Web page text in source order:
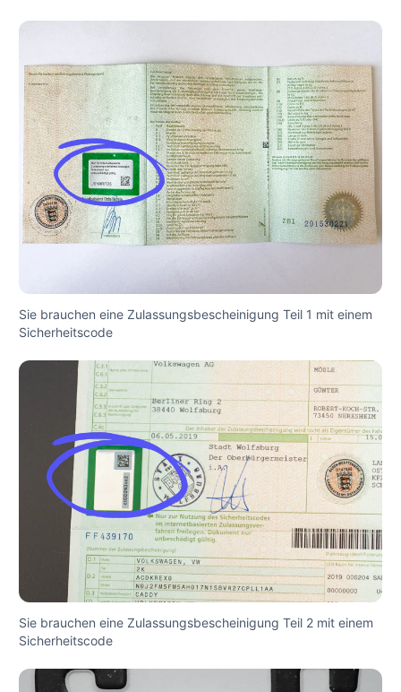
Sie brauchen eine Zulassungsbescheinigung Teil 1 mit einem
Sicherheitscode
Sie brauchen eine Zulassungsbescheinigung Teil 2 mit einem
Sicherheitscode